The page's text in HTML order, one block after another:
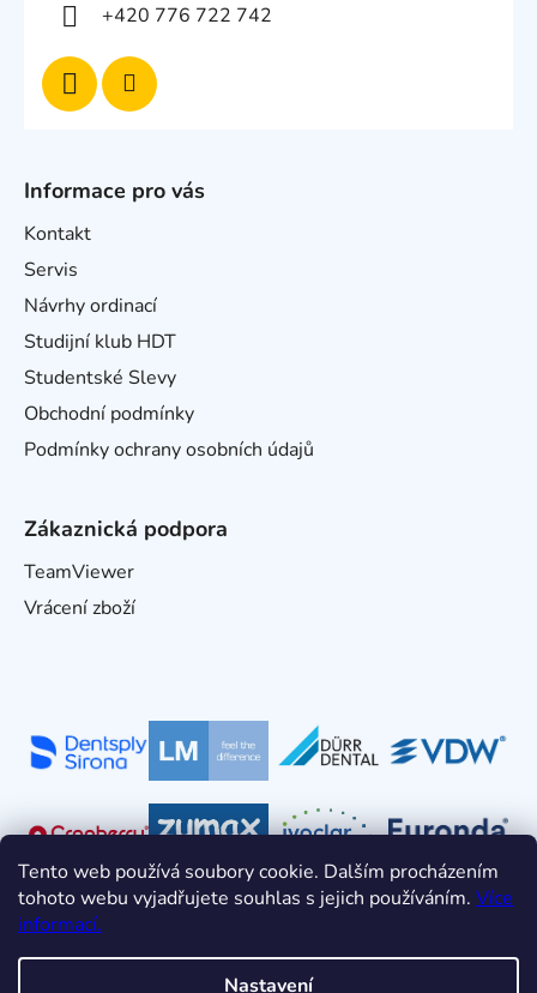
Tento web používá soubory cookie. Dalším procházením
tohoto webu vyjadřujete souhlas s jejich používáním. Více
informací.
Nastavení
+420 776 722 742
Informace pro vás
Kontakt
Servis
Návrhy ordinací
Studijní klub HDT
Studentské Slevy
Obchodní podmínky
Podmínky ochrany osobních údajů
Zákaznická podpora
TeamViewer
Vrácení zboží